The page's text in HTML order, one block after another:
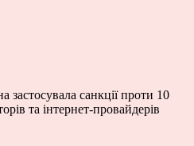
застосувала санкції проти 10
та інтернет-провайдерів